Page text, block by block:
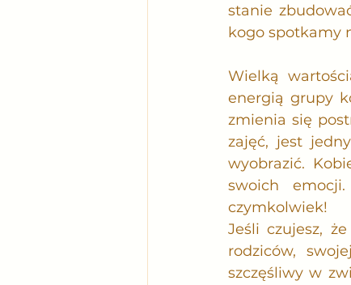
stanie
kogo spotkamy
Wielką
energią grupy
zmienia się
zajęć, jest
wyobrazić.
swoich
czymkolwiek!
Jeśli czujesz,
rodziców,
szczęśliwy w